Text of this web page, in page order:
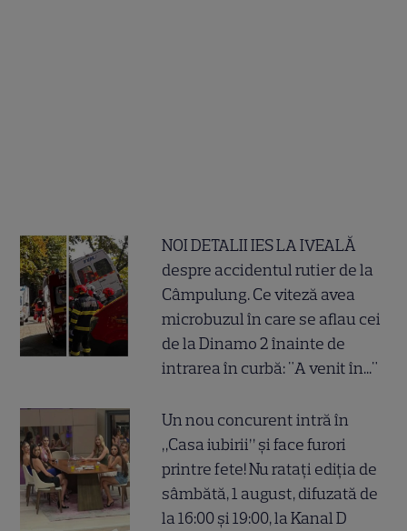
NOI DETALII IES LA IVEALĂ
despre accidentul rutier de la
Câmpulung. Ce viteză avea
microbuzul în care se aflau cei
de la Dinamo 2 înainte de
intrarea în curbă: "A venit în..."
Un nou concurent intră în
„Casa iubirii” și face furori
printre fete! Nu ratați ediția de
sâmbătă, 1 august, difuzată de
la 16:00 și 19:00, la Kanal D